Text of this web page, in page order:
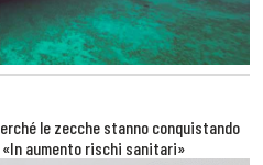
le zecche stanno conquistando
«In aumento rischi sanitari»